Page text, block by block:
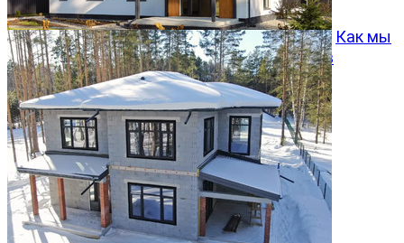
Как мы
превращаем типовой проект Хвойный 96 в
особенный дом
05.08.2026